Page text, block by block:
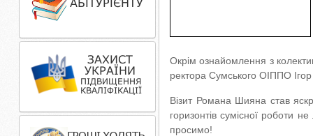
Окрім ознайомлення з
ректора Сумського ОІППО Ігор
Візит Романа Шияна став
горизонтів сумісної роботи
просимо!